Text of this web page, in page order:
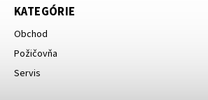
KATEGÓRIE
Obchod
Požičovňa
Servis